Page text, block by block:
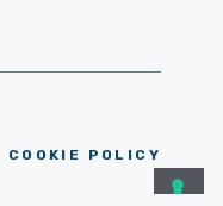
COOKIE POLICY